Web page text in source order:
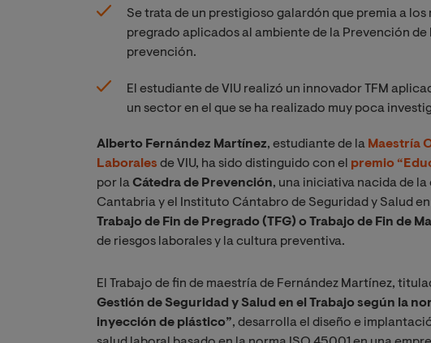
Se trata de un prestigioso galardón que premia a
pregrado aplicados al ambiente de la Prevención de
prevención.
El estudiante de VIU realizó un innovador TFM
un sector en el que se ha realizado muy poca
Alberto Fernández Martínez, estudiante de la Maestría
Laborales de VIU, ha sido distinguido con el premio “
por laCátedra de Prevención, una iniciativa nacida de
Cantabria y el Instituto Cántabro de Seguridad y Salud
Trabajo de Fin de Pregrado (TFG) o Trabajo de Fin de
de riesgos laborales y la cultura preventiva.
El Trabajo de fin de maestría de Fernández Martínez,
Gestión de Seguridad y Salud en el Trabajo según la
inyección de plástico”, desarrolla el diseño e